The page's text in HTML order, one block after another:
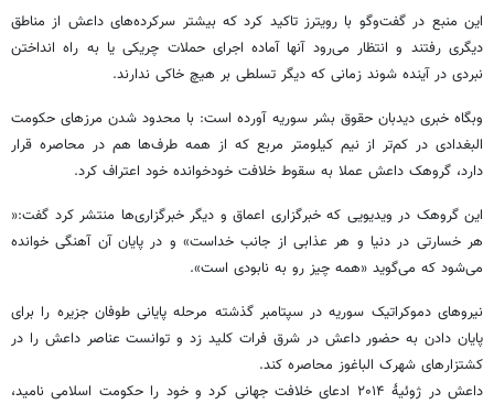
این منبع در گفت‌وگو با رویترز تاکید کرد که بیشتر سرکرده‌های داعش از مناطق
دیگری رفتند و انتظار می‌رود آنها آماده اجرای حملات چریکی یا به راه انداختن
نبردی در آینده شوند زمانی که دیگر تسلطی بر هیچ خاکی ندارند.
وبگاه خبری دیدبان حقوق بشر سوریه آورده است: با محدود شدن مرزهای حکومت
البغدادی در کم‌تر از نیم کیلومتر مربع که از همه طرف‌ها هم در محاصره قرار
دارد، گروهک داعش عملا به سقوط خلافت خودخوانده خود اعتراف کرد.
این گروهک در ویدیویی که خبرگزاری اعماق و دیگر خبرگزاری‌ها منتشر کرد گفت:«
هر خسارتی در دنیا و هر عذابی از جانب خداست» و در پایان آن آهنگی خوانده
می‌شود که می‌گوید «همه چیز رو به نابودی است».
نیروهای دموکراتیک سوریه در سپتامبر گذشته مرحله پایانی طوفان جزیره را برای
پایان دادن به حضور داعش در شرق فرات کلید زد و توانست عناصر داعش را در
کشتزارهای شهرک الباغوز محاصره کند.
داعش در ژوئیهٔ ۲۰۱۴ ادعای خلافت جهانی کرد و خود را حکومت اسلامی نامید،